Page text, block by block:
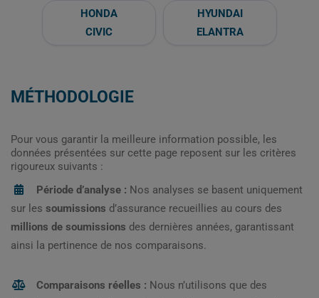
HONDA
CIVIC
HYUNDAI
ELANTRA
MÉTHODOLOGIE
Pour vous garantir la meilleure information possible, les
données présentées sur cette page reposent sur les critères
rigoureux suivants :
Période d’analyse : Nos analyses se basent uniquement
sur les soumissions d’assurance recueillies au cours des
millions de soumissions des dernières années, garantissant
ainsi la pertinence de nos comparaisons.
Comparaisons réelles : Nous n’utilisons que des